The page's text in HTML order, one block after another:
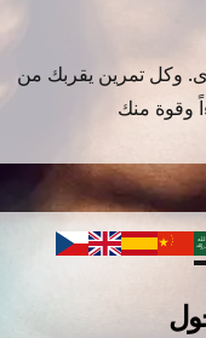
وكل تمرين يقربك من